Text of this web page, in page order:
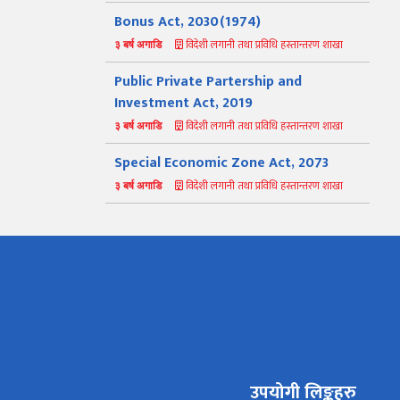
Bonus Act, 2030(1974)
३ बर्ष अगाडि विदेशी लगानी तथा प्रविधि हस्तान्तरण शाखा
Public Private Partership and
Investment Act, 2019
३ बर्ष अगाडि विदेशी लगानी तथा प्रविधि हस्तान्तरण शाखा
Special Economic Zone Act, 2073
३ बर्ष अगाडि विदेशी लगानी तथा प्रविधि हस्तान्तरण शाखा
औद्योगिक ऐन र नियमावली प्रकाशनहरू नागरिक बडापत्र
उपयोगी लिङ्कहरु